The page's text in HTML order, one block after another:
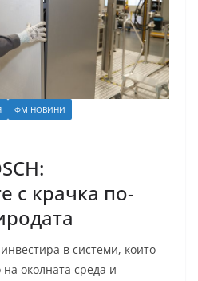
ФМ НОВИНИ
с крачка по-
в системи, които
околната среда и